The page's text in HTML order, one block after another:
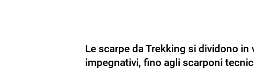
Le scarpe da Trekking si dividono
impegnativi, fino agli scarponi